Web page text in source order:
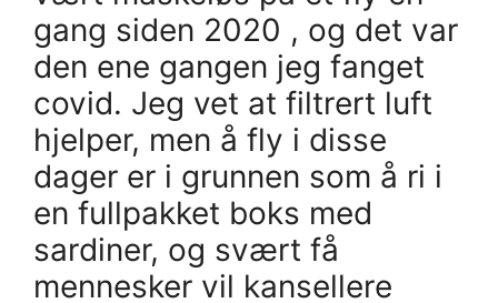
gang siden 2020 , og det var
den ene gangen jeg fanget
covid. Jeg vet at filtrert luft
hjelper, men å fly i disse
dager er i grunnen som å ri i
en fullpakket boks med
sardiner, og svært få
mennesker vil kansellere